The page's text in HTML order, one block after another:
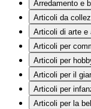
Arredamento e
Articoli da
Articoli di arte e
Articoli per
Articoli per
Articoli per il
Articoli per
Articoli per la